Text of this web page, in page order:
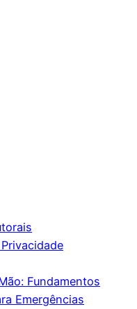
Fundamentos
Emergências